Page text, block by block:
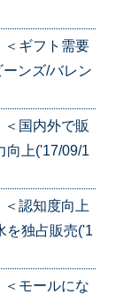
ギフト需要
ンズ/バレン
国内外で販
向上('17/09/1
認知度向上
独占販売('1
モールにな